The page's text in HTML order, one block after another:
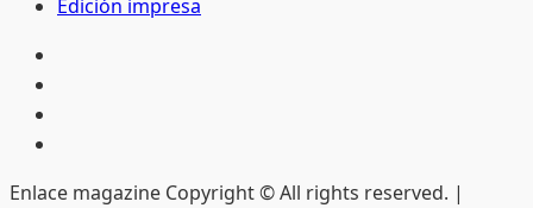
Edición impresa
Enlace magazine Copyright © All rights reserved. |